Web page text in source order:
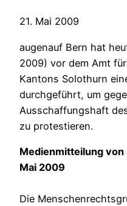
21. Mai 2009
augenauf Bern hat
2009) vor dem Amt
Kantons Solothurn
durchgeführt, um
Ausschaffungshaft
zu protestieren.
Medienmitteilung von
Mai 2009
Die